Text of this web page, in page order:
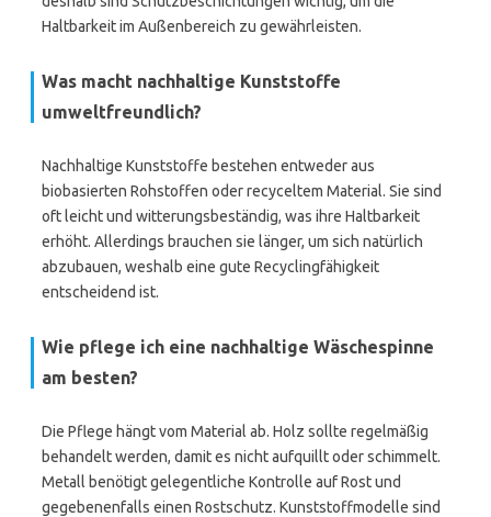
Haltbarkeit im Außenbereich zu gewährleisten.
Was macht nachhaltige Kunststoffe
umweltfreundlich?
Nachhaltige Kunststoffe bestehen entweder aus
biobasierten Rohstoffen oder recyceltem Material. Sie sind
oft leicht und witterungsbeständig, was ihre Haltbarkeit
erhöht. Allerdings brauchen sie länger, um sich natürlich
abzubauen, weshalb eine gute Recyclingfähigkeit
entscheidend ist.
Wie pflege ich eine nachhaltige Wäschespinne
am besten?
Die Pflege hängt vom Material ab. Holz sollte regelmäßig
behandelt werden, damit es nicht aufquillt oder schimmelt.
Metall benötigt gelegentliche Kontrolle auf Rost und
gegebenenfalls einen Rostschutz. Kunststoffmodelle sind